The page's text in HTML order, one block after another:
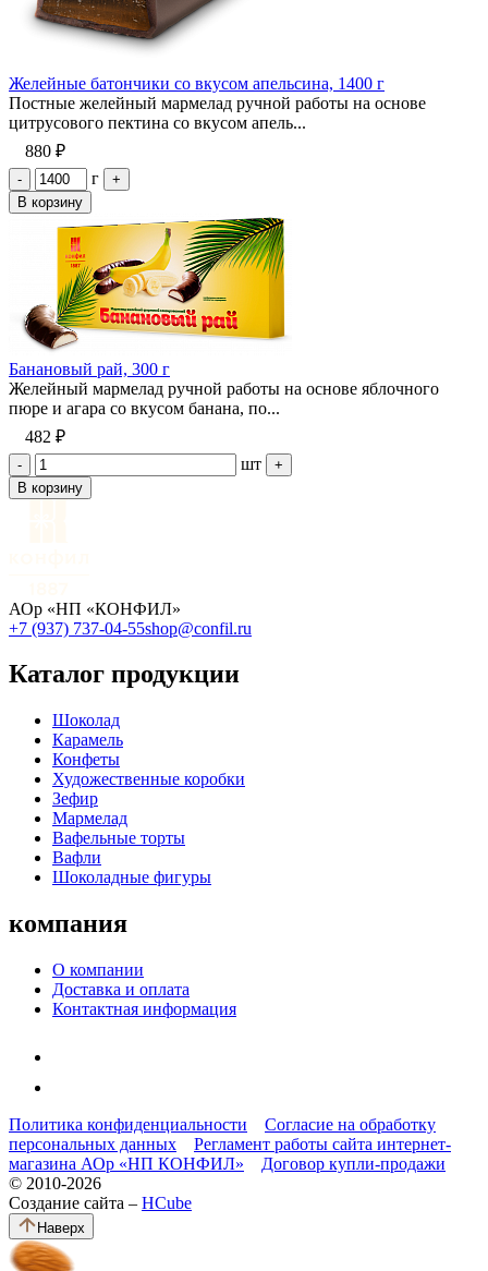
Желейные батончики со вкусом апельсина, 1400 г
Постные желейный мармелад ручной работы на основе
цитрусового пектина со вкусом апель...
880 ₽
- г
+
В корзину
Банановый рай, 300 г
Желейный мармелад ручной работы на основе яблочного
пюре и агара со вкусом банана, по...
482 ₽
- шт
+
В корзину
АОр «НП «КОНФИЛ»
+7 (937) 737-04-55shop@confil.ru
Каталог продукции
Шоколад
Карамель
Конфеты
Художественные коробки
Зефир
Мармелад
Вафельные торты
Вафли
Шоколадные фигуры
компания
О компании
Доставка и оплата
Контактная информация
Политика конфиденциальности
Согласие на обработку
персональных данных
Регламент работы сайта интернет-
магазина АОр «НП КОНФИЛ»
Договор купли-продажи
© 2010-2026
Создание сайта – HCube
Наверх